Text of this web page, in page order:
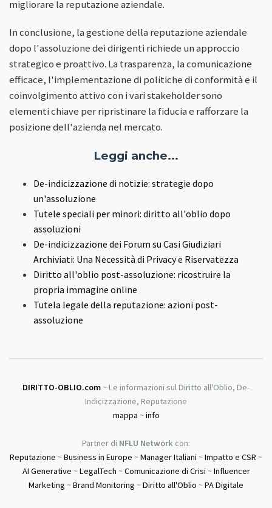
migliorare la reputazione aziendale.
In conclusione, la gestione della reputazione aziendale
dopo l'assoluzione dei dirigenti richiede un approccio
strategico e proattivo. La trasparenza, la comunicazione
efficace, l'implementazione di politiche di conformità e il
coinvolgimento attivo con i vari stakeholder sono
elementi chiave per ripristinare la fiducia e rafforzare la
posizione dell'azienda nel mercato.
Leggi anche...
De-indicizzazione di notizie: strategie dopo
un'assoluzione
Tutele speciali per minori: diritto all'oblio dopo
assoluzioni
De-indicizzazione dei Forum su Casi Giudiziari
Archiviati: Una Necessità di Privacy e Riservatezza
Diritto all'oblio post-assoluzione: ricostruire la
propria immagine online
Tutela legale della reputazione: azioni post-
assoluzione
DIRITTO-OBLIO.com ~ Le informazioni sul Diritto all'Oblio, De-
Indicizzazione, Reputazione
mappa ~info
Partner di NFLU Network con:
Reputazione ~Business in Europe ~Manager Italiani ~Impatto e CSR ~
AI Generative ~LegalTech ~Comunicazione di Crisi ~Influencer
Marketing ~Brand Monitoring ~Diritto all'Oblio ~PA Digitale